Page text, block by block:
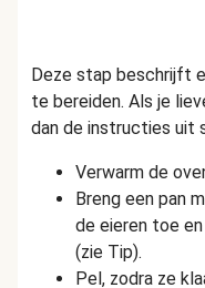
Deze stap beschrijft
te bereiden. Als je
dan de instructies uit
Verwarm de
Breng een pan
de eieren toe
(zie Tip).
Pel, zodra ze